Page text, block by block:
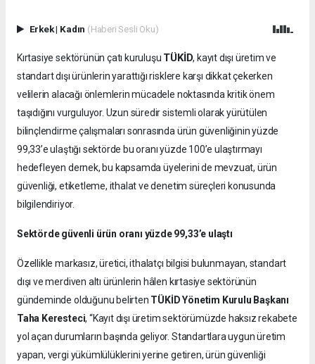
Erkek| Kadın (Haberi Sesli Oku)
Kırtasiye sektörünün çatı kuruluşu TÜKİD, kayıt dışı üretim ve
standart dışı ürünlerin yarattığı risklere karşı dikkat çekerken
velilerin alacağı önlemlerin mücadele noktasında kritik önem
taşıdığını vurguluyor. Uzun süredir sistemli olarak yürütülen
bilinçlendirme çalışmaları sonrasında ürün güvenliğinin yüzde
99,33’e ulaştığı sektörde bu oranı yüzde 100’e ulaştırmayı
hedefleyen dernek, bu kapsamda üyelerini de mevzuat, ürün
güvenliği, etiketleme, ithalat ve denetim süreçleri konusunda
bilgilendiriyor.
Sektörde güvenli ürün oranı yüzde 99,33’e ulaştı
Özellikle markasız, üretici, ithalatçı bilgisi bulunmayan, standart
dışı ve merdiven altı ürünlerin hâlen kırtasiye sektörünün
gündeminde olduğunu belirten TÜKİD Yönetim Kurulu Başkanı
Taha Keresteci, “Kayıt dışı üretim sektörümüzde haksız rekabete
yol açan durumların başında geliyor. Standartlara uygun üretim
yapan, vergi yükümlülüklerini yerine getiren, ürün güvenliği